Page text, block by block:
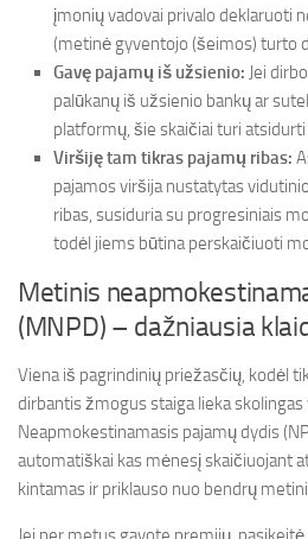
įmonių vadovai privalo deklaruoti
(metinė gyventojo (šeimos) turto
Gavę pajamų iš užsienio: Jei
palūkanų iš užsienio bankų ar
platformų, šie skaičiai turi
Viršiję tam tikras pajamų ribas:
pajamos viršija nustatytas
ribas, susiduria su progresiniais
todėl jiems būtina perskaičiuoti
Metinis
(MNPD) – dažniausia
Viena iš pagrindinių priežasčių, kodėl
dirbantis žmogus staiga lieka skolingas
Neapmokestinamasis pajamų dydis
automatiškai kas mėnesį skaičiuojant
kintamas ir priklauso nuo bendrų